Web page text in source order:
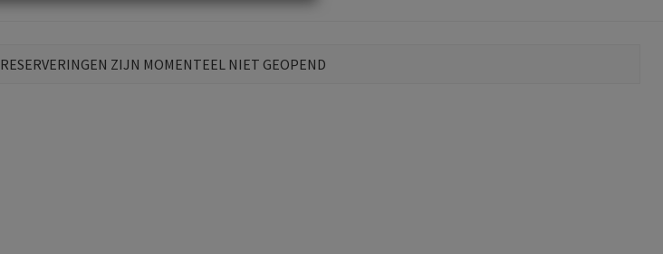
RESERVERINGEN ZIJN MOMENTEEL NIET GEOPEND